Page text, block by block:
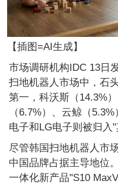
【插图=AI生成】
市场调研机构IDC 13日
扫地机器人市场中，石
第一，科沃斯（14.3%
（6.7%）、云鲸（
电子和LG电子则被归入"
尽管韩国扫地机器人市
中国品牌占据主导地位
一体化新产品"S10